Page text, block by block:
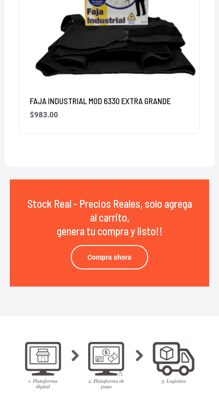
FAJA INDUSTRIAL MOD 6330 EXTRA GRANDE
$983.00
Stock Real - Precios Reales, solo agrega
al carrito,
genera tu compra y listo!!
Compra ahora